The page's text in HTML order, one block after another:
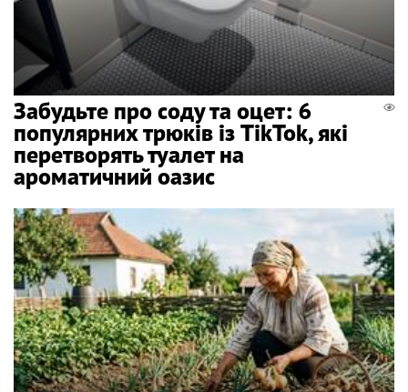
Забудьте про соду та оцет: 6
популярних трюків із TikTok, які
перетворять туалет на
ароматичний оазис